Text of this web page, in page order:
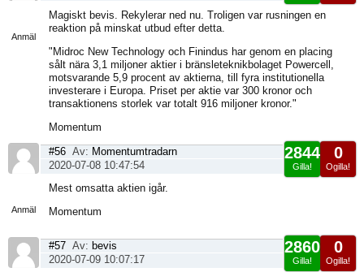
Anmäl
Magiskt bevis. Rekylerar ned nu. Troligen var rusningen en
reaktion på minskat utbud efter detta.
"Midroc New Technology och Finindus har genom en placing
sålt nära 3,1 miljoner aktier i bränsleteknikbolaget Powercell,
motsvarande 5,9 procent av aktierna, till fyra institutionella
investerare i Europa. Priset per aktie var 300 kronor och
transaktionens storlek var totalt 916 miljoner kronor."
Momentum
Anmäl
0
Ogilla!
2844
Gilla!
#56 Av: Momentumtradarn
2020-07-08 10:47:54
Mest omsatta aktien igår.
Momentum
0
Ogilla!
2860
Gilla!
#57 Av: bevis
2020-07-09 10:07:17